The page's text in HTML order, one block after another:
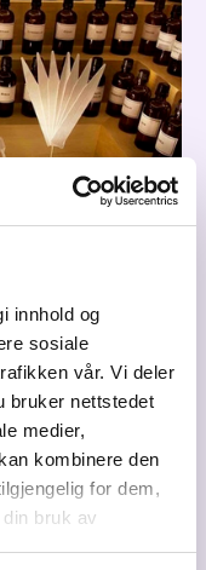
innhold og
sosiale
vår. Vi deler
bruker nettstedet
medier,
kombinere den
for dem,
bruk av
av din
emosjonelle av
minnet.
for ditt